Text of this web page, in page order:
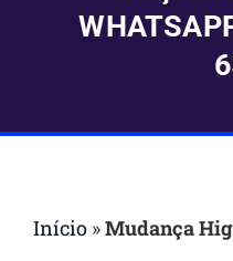
Início »Mudança